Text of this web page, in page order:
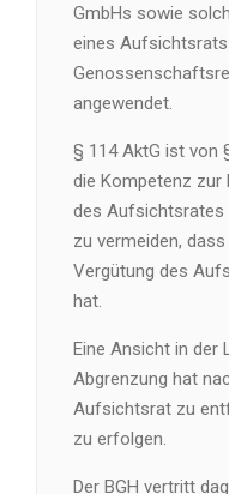
GmbHs sowie
eines
angewendet.
§ 114 AktG ist von
die Kompetenz zur
des Aufsichtsrates
zu vermeiden,
Vergütung des
hat.
Eine Ansicht in der
Abgrenzung hat
Aufsichtsrat zu
zu erfolgen.
Der BGH vertritt